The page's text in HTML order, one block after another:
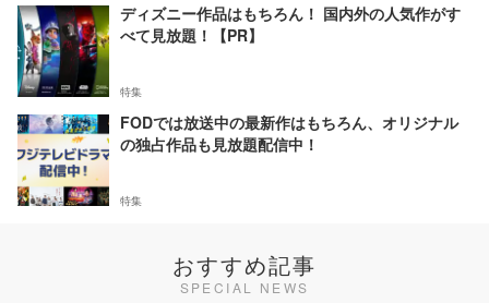
ディズニー作品はもちろん！ 国内外の人気作がす
べて見放題！【PR】
特集
FODでは放送中の最新作はもちろん、オリジナル
の独占作品も見放題配信中！
特集
おすすめ記事
SPECIAL NEWS